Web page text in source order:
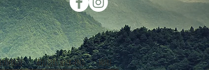
Ateliers week-end More